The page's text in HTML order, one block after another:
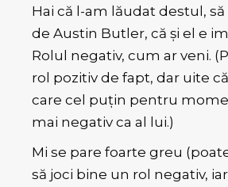
Hai că l-am lăudat destul, să
de Austin Butler, că și el e
Rolul negativ, cum ar veni.
rol pozitiv de fapt, dar uite
care cel puțin pentru
mai negativ ca al lui.)
Mi se pare foarte greu
să joci bine un rol negativ,